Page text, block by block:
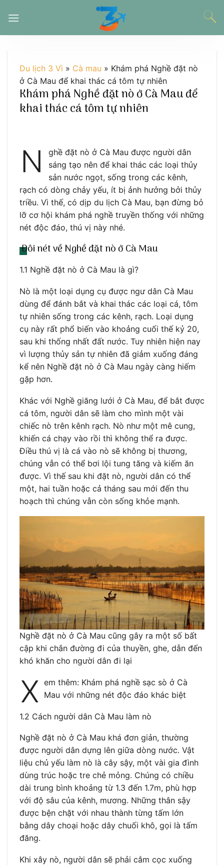
đến
Du lịch 3 Vì » Cà mau » Khám phá Nghề đặt nò
ở Cà Mau để khai thác cá tôm tự nhiên
Khám phá Nghề đặt nò ở Cà Mau để
khai thác cá tôm tự nhiên
N
ghề đặt nò ở Cà Mau được người dân
sáng tạo nên để khai thác các loại thủy
sản nước ngọt, sống trong các kênh,
rạch có dòng chảy yếu, ít bị ảnh hưởng bởi thủy
triều. Vì thế, có dịp du lịch Cà Mau, bạn đừng bỏ
lỡ cơ hội khám phá nghề truyền thống với những
nét độc đáo, thú vị này nhé.
Đôi nét về Nghề đặt nò ở Cà Mau
1.1 Nghề đặt nò ở Cà Mau là gì?
Nò là một loại dụng cụ được ngư dân Cà Mau
dùng để đánh bắt và khai thác các loại cá, tôm
tự nhiên sống trong các kênh, rạch. Loại dụng
cụ này rất phổ biến vào khoảng cuối thế kỷ 20,
sau khi thống nhất đất nước. Tuy nhiên hiện nay
vì lượng thủy sản tự nhiên đã giảm xuống đáng
kể nên Nghề đặt nò ở Cà Mau ngày càng hiếm
gặp hơn.
Khác với Nghề giăng lưới ở Cà Mau, để bắt được
cá tôm, người dân sẽ làm cho mình một vài
chiếc nò trên kênh rạch. Nò như một mê cung,
khiến cá chạy vào rồi thì không thể ra được.
Điều thú vị là cá vào nò sẽ không bị thương,
chúng vẫn có thể bơi lội tung tăng và kiếm ăn
được. Vì thế sau khi đặt nò, người dân có thể
một, hai tuần hoặc cả tháng sau mới đến thu
hoạch thì chúng vẫn còn sống khỏe mạnh.
Nghề đặt nò ở Cà Mau cũng gây ra một số bất
cập khi chắn đường đi của thuyền, ghe, dẫn đến
khó khăn cho người dân đi lại
X em thêm: Khám phá nghề sạc sò ở Cà
Mau với những nét độc đáo khác biệt
1.2 Cách người dân Cà Mau làm nò
Nghề đặt nò ở Cà Mau khá đơn giản, thường
được người dân dựng lên giữa dòng nước. Vật
liệu chủ yếu làm nò là cây sậy, một vài gia đình
dùng trúc hoặc tre chẻ mỏng. Chúng có chiều
dài trung bình khoảng từ 1.3 đến 1.7m, phù hợp
với độ sâu của kênh, mương. Những thân sậy
được bện chặt với nhau thành từng tấm lớn
bằng dây choại hoặc dây chuối khô, gọi là tấm
đăng.
Khi xây nò, người dân sẽ phải cắm cọc xuống